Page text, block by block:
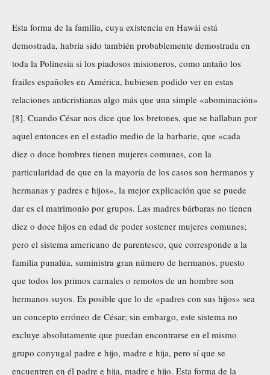
Esta forma de la familia, cuya existencia en Hawái está
demostrada, habría sido también probablemente demostrada en
toda la Polinesia si los piadosos misioneros, como antaño los
frailes españoles en América, hubiesen podido ver en estas
relaciones anticristianas algo más que una simple «abominación»
[8]. Cuando César nos dice que los bretones, que se hallaban por
aquel entonces en el estadio medio de la barbarie, que «cada
diez o doce hombres tienen mujeres comunes, con la
particularidad de que en la mayoría de los casos son hermanos y
hermanas y padres e hijos», la mejor explicación que se puede
dar es el matrimonio por grupos. Las madres bárbaras no tienen
diez o doce hijos en edad de poder sostener mujeres comunes;
pero el sistema americano de parentesco, que corresponde a la
familia punalúa, suministra gran número de hermanos, puesto
que todos los primos carnales o remotos de un hombre son
hermanos suyos. Es posible que lo de «padres con sus hijos» sea
un concepto erróneo de César; sin embargo, este sistema no
excluye absolutamente que puedan encontrarse en el mismo
grupo conyugal padre e hijo, madre e hija, pero sí que se
encuentren en él padre e hija, madre e hijo. Esta forma de la